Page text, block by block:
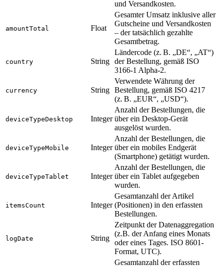
und Versandkosten.
amountTotal Float
Gesamter Umsatz inklusive aller
Gutscheine und Versandkosten
– der tatsächlich gezahlte
Gesamtbetrag.
country String
Ländercode (z. B. „DE“, „AT“)
der Bestellung, gemäß ISO
3166-1 Alpha-2.
currency String
Verwendete Währung der
Bestellung, gemäß ISO 4217
(z. B. „EUR“, „USD“).
deviceTypeDesktop Integer
Anzahl der Bestellungen, die
über ein Desktop-Gerät
ausgelöst wurden.
deviceTypeMobile Integer
Anzahl der Bestellungen, die
über ein mobiles Endgerät
(Smartphone) getätigt wurden.
deviceTypeTablet Integer
Anzahl der Bestellungen, die
über ein Tablet aufgegeben
wurden.
itemsCount Integer
Gesamtanzahl der Artikel
(Positionen) in den erfassten
Bestellungen.
logDate String
Zeitpunkt der Datenaggregation
(z.B. der Anfang eines Monats
oder eines Tages. ISO 8601-
Format, UTC).
Gesamtanzahl der erfassten